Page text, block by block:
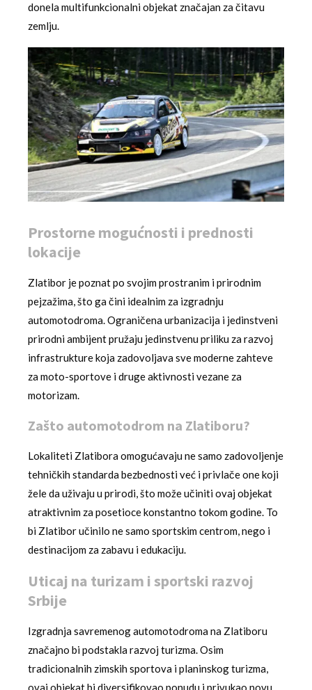
donela multifunkcionalni objekat značajan za čitavu
zemlju.
Prostorne mogućnosti i prednosti
lokacije
Zlatibor je poznat po svojim prostranim i prirodnim
pejzažima, što ga čini idealnim za izgradnju
automotodroma. Ograničena urbanizacija i jedinstveni
prirodni ambijent pružaju jedinstvenu priliku za razvoj
infrastrukture koja zadovoljava sve moderne zahteve
za moto-sportove i druge aktivnosti vezane za
motorizam.
Zašto automotodrom na Zlatiboru?
Lokaliteti Zlatibora omogućavaju ne samo zadovoljenje
tehničkih standarda bezbednosti već i privlače one koji
žele da uživaju u prirodi, što može učiniti ovaj objekat
atraktivnim za posetioce konstantno tokom godine. To
bi Zlatibor učinilo ne samo sportskim centrom, nego i
destinacijom za zabavu i edukaciju.
Uticaj na turizam i sportski razvoj
Srbije
Izgradnja savremenog automotodroma na Zlatiboru
značajno bi podstakla razvoj turizma. Osim
tradicionalnih zimskih sportova i planinskog turizma,
ovaj objekat bi diversifikovao ponudu i privukao novu